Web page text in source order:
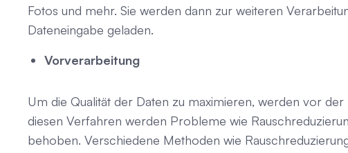
Fotos und mehr. Sie werden dann zur weiteren
Dateneingabe geladen.
Vorverarbeitung
Um die Qualität der Daten zu maximieren, werden vor
diesen Verfahren werden Probleme wie
behoben. Verschiedene Methoden wie